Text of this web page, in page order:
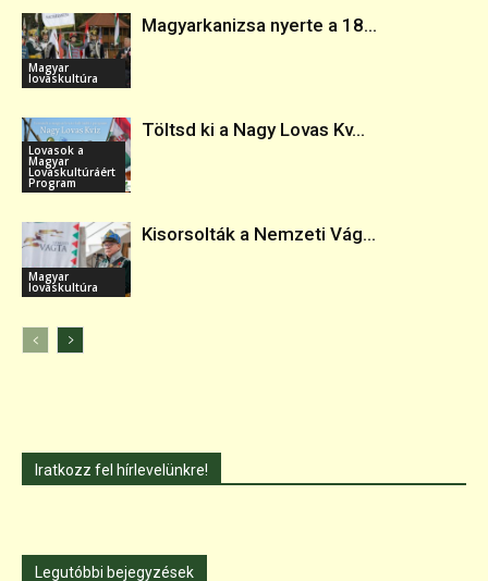
Magyar
lovaskultúra
Magyarkanizsa nyerte a 18...
Lovasok a
Magyar
Lovaskultúráért
Program
Töltsd ki a Nagy Lovas Kv...
Magyar
lovaskultúra
Kisorsolták a Nemzeti Vág...
Iratkozz fel hírlevelünkre!
Legutóbbi bejegyzések